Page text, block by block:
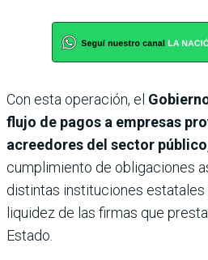
Con esta operación, el
flujo de pagos a empresas
acreedores del sector
cumplimiento de obligaciones
distintas instituciones
liquidez de las firmas que
Estado.